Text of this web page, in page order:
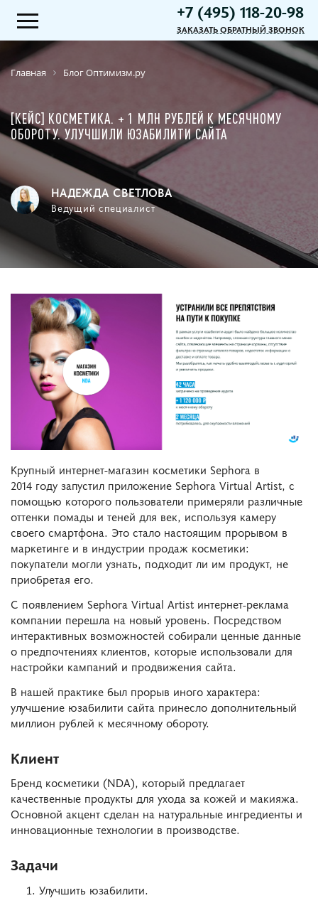
+7 (495) 118-20-98
ЗАКАЗАТЬ ОБРАТНЫЙ ЗВОНОК
Главная Блог Оптимизм.ру
[КЕЙС] КОСМЕТИКА. + 1 МЛН РУБЛЕЙ К МЕСЯЧНОМУ
ОБОРОТУ. УЛУЧШИЛИ ЮЗАБИЛИТИ САЙТА
НАДЕЖДА СВЕТЛОВА
Ведущий специалист
Крупный интернет-магазин косметики Sephora в
2014 году запустил приложение Sephora Virtual Artist, с
помощью которого пользователи примеряли различные
оттенки помады и теней для век, используя камеру
своего смартфона. Это стало настоящим прорывом в
маркетинге и в индустрии продаж косметики:
покупатели могли узнать, подходит ли им продукт, не
приобретая его.
С появлением Sephora Virtual Artist интернет-реклама
компании перешла на новый уровень. Посредством
интерактивных возможностей собирали ценные данные
о предпочтениях клиентов, которые использовали для
настройки кампаний и продвижения сайта.
В нашей практике был прорыв иного характера:
улучшение юзабилити сайта принесло дополнительный
миллион рублей к месячному обороту.
Клиент
Бренд косметики (NDA), который предлагает
качественные продукты для ухода за кожей и макияжа.
Основной акцент сделан на натуральные ингредиенты и
инновационные технологии в производстве.
Задачи
Улучшить юзабилити.